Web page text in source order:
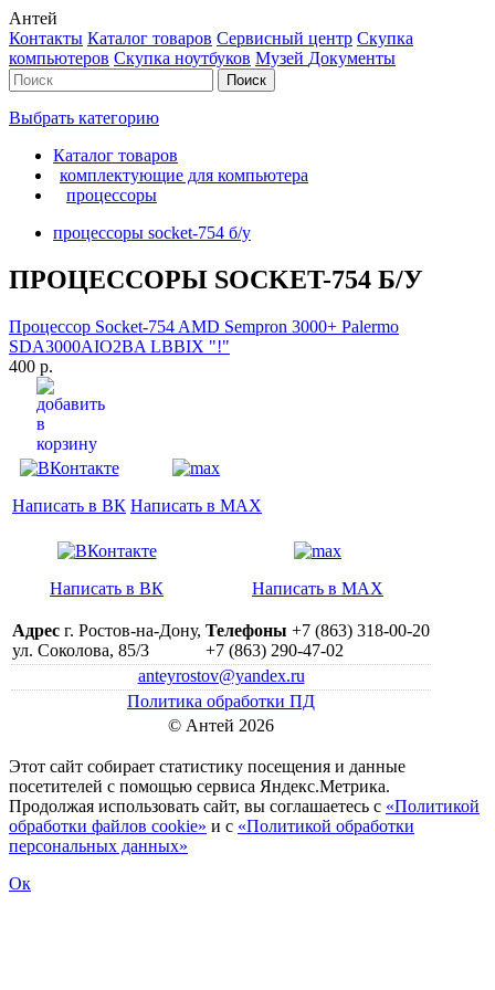
Антей
Контакты Каталог товаров Сервисный центр Cкупка
компьютеров Cкупка ноутбуков Музей Документы
Выбрать категорию
Каталог товаров
комплектующие для компьютера
процессоры
процессоры socket-754 б/у
ПРОЦЕССОРЫ SOCKET-754 Б/У
Процессор Socket-754 AMD Sempron 3000+ Palermo
SDA3000AIO2BA LBBIX "!"
400 р.
Написать в ВК Написать в MAX
Написать в ВК Написать в MAX
Адрес г. Ростов-на-Дону,
ул. Соколова, 85/3
Телефоны +7 (863) 318-00-20
+7 (863) 290-47-02
anteyrostov@yandex.ru
Политика обработки ПД
© Антей 2026
Этот сайт собирает статистику посещения и данные
посетителей c помощью сервиса Яндекс.Метрика.
Продолжая использовать сайт, вы соглашаетесь с «Политикой
обработки файлов cookie» и с «Политикой обработки
персональных данных»
Ок